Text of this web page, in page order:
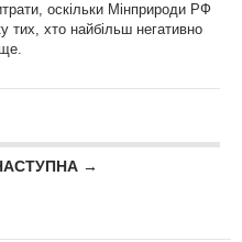
оскільки Мінприроди РФ
тих, хто найбільш негативно
→